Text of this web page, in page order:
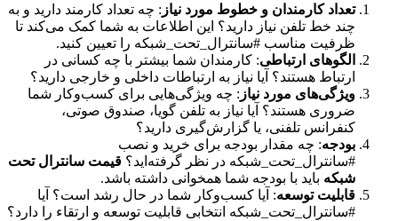
تعداد کارمندان و خطوط مورد نیاز : چه تعداد کارمند دارید و به
چند خط تلفن نیاز دارید؟ این اطلاعات به شما کمک می‌کند تا
ظرفیت مناسب #سانترال_تحت_شبکه را تعیین کنید.
الگوهای ارتباطی: کارمندان شما بیشتر با چه کسانی در
ارتباط هستند؟ آیا نیاز به ارتباطات داخلی و خارجی دارید؟
ویژگی‌های مورد نیاز : چه ویژگی‌هایی برای کسب‌وکار شما
ضروری هستند؟ آیا نیاز به تلفن گویا، صندوق صوتی،
کنفرانس تلفنی، یا گزارش‌گیری دارید؟
بودجه: چه مقدار بودجه برای خرید و نصب
#سانترال_تحت_شبکه در نظر گرفته‌اید؟ قیمت سانترال تحت
شبکه باید با بودجه شما همخوانی داشته باشد.
قابلیت توسعه: آیا کسب‌وکار شما در حال رشد است؟ آیا
#سانترال_تحت_شبکه انتخابی قابلیت توسعه و ارتقاء را دارد؟